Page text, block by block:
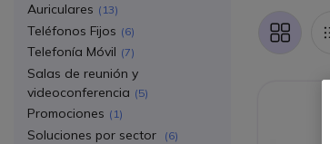
Parrilla
Auriculares 13
Teléfonos Fijos 6
Telefonía Móvil 7
Salas de reunión y
videoconferencia
5
Promociones 1
Soluciones por sector 6